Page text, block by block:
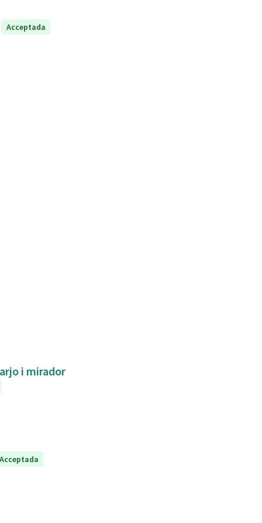
Acceptada
i mirador
Acceptada